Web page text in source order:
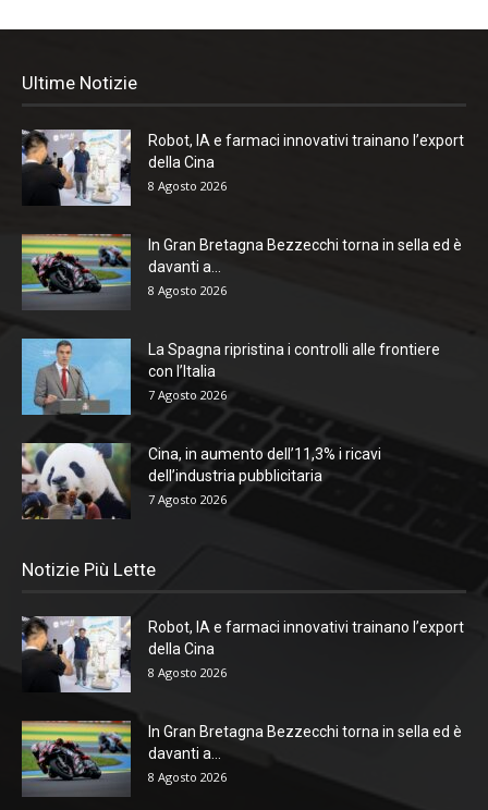
Ultime Notizie
Robot, IA e farmaci innovativi trainano l’export
della Cina
8 Agosto 2026
In Gran Bretagna Bezzecchi torna in sella ed è
davanti a...
8 Agosto 2026
La Spagna ripristina i controlli alle frontiere
con l’Italia
7 Agosto 2026
Cina, in aumento dell’11,3% i ricavi
dell’industria pubblicitaria
7 Agosto 2026
Notizie Più Lette
Robot, IA e farmaci innovativi trainano l’export
della Cina
8 Agosto 2026
In Gran Bretagna Bezzecchi torna in sella ed è
davanti a...
8 Agosto 2026